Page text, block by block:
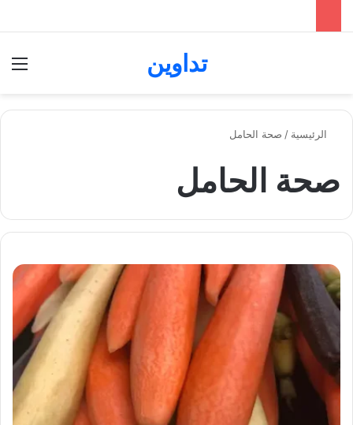
تداوين
الرئيسية / صحة الحامل
صحة الحامل